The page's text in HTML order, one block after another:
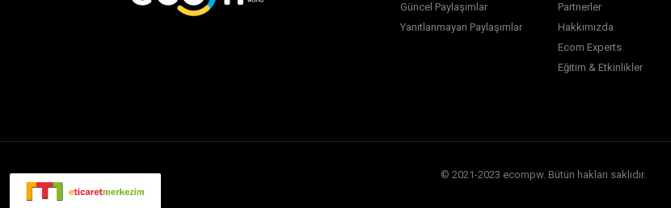
Güncel Paylaşımlar
Yanıtlanmayan Paylaşımlar
Partnerler
Hakkımızda
Ecom Experts
Eğitim & Etkinlikler
© 2021-2023 ecompw. Bütün hakları saklıdır.